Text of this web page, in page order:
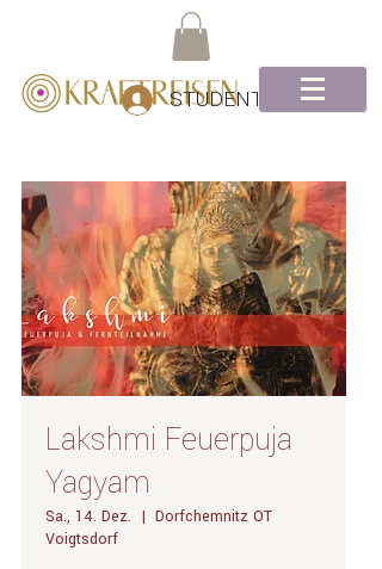
STUDENTEN Log-In
Lakshmi Feuerpuja
Yagyam
Sa., 14. Dez.
  |
Dorfchemnitz OT
Voigtsdorf